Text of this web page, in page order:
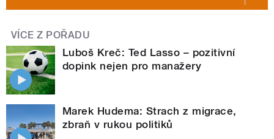
VÍCE Z POŘADU
Luboš Kreč: Ted Lasso – pozitivní
dopink nejen pro manažery
Marek Hudema: Strach z migrace,
zbraň v rukou politiků